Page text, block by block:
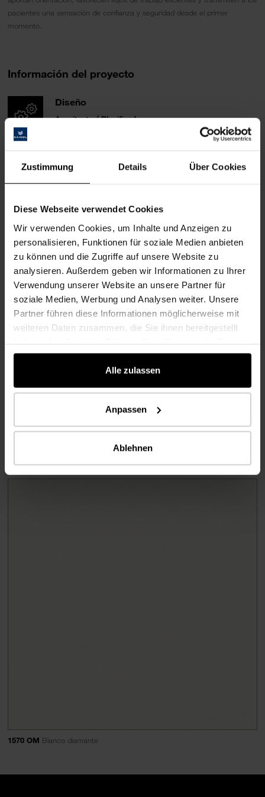
Zustimmung Details Über Cookies
Diese Webseite verwendet Cookies
Wir verwenden Cookies, um Inhalte und Anzeigen zu
personalisieren, Funktionen für soziale Medien anbieten
zu können und die Zugriffe auf unsere Website zu
analysieren. Außerdem geben wir Informationen zu Ihrer
Verwendung unserer Website an unsere Partner für
soziale Medien, Werbung und Analysen weiter. Unsere
Partner führen diese Informationen möglicherweise mit
weiteren Daten zusammen, die Sie ihnen bereitgestellt
gesammelt haben.
Alle zulassen
Anpassen
Ablehnen
pacientes una sensación de confianza y seguridad desde el primer
momento.
Información del proyecto
Diseño
Arquitecto / Planificador:
Oer Inneneinrichtungs- und Ladenbau GmbH
https://www.oer.de/
PRAXISRAUM konzeptdesign, Claudia Micsek
D-21365 Adendorf bei Lüneburg
https://praxisraum-konzept.de/
Área de uso
Frente del mostradores
Implementación
1570 OM Blanco diamante